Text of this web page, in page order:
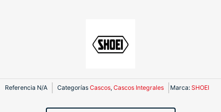
Referencia N/A Categorías Cascos, Cascos Integrales Marca: SHOEI